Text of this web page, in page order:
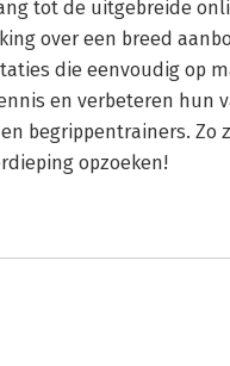
tot de uitgebreide
over een breed
die eenvoudig op
en verbeteren hun
begrippentrainers. Zo
opzoeken!